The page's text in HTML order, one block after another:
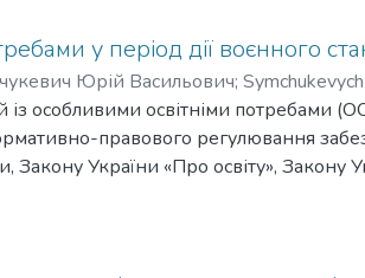
дитини до наявної освітньої
кожного здобувача освіти.
та прийняття індивідуальності. У
розвиток, соціалізацію
що зумовлено соціально-
співпраця між освітніми, медичними
потребу у формуванні цілісної
політики, підвищення професійної
ресурсного
у період дії воєнного
Юрій Васильович;
із особливими освітніми потребами
правового регулювання
Закону України «Про освіту», Закону
держави щодо забезпечення
діяльності в умовах війни,